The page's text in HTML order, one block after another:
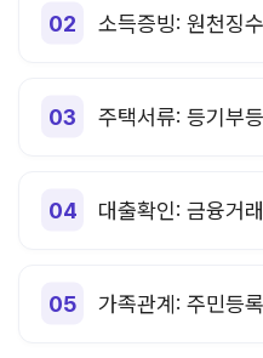
소득증빙: 원천징
주택서류: 등기부
대출확인: 금융거
가족관계: 주민등